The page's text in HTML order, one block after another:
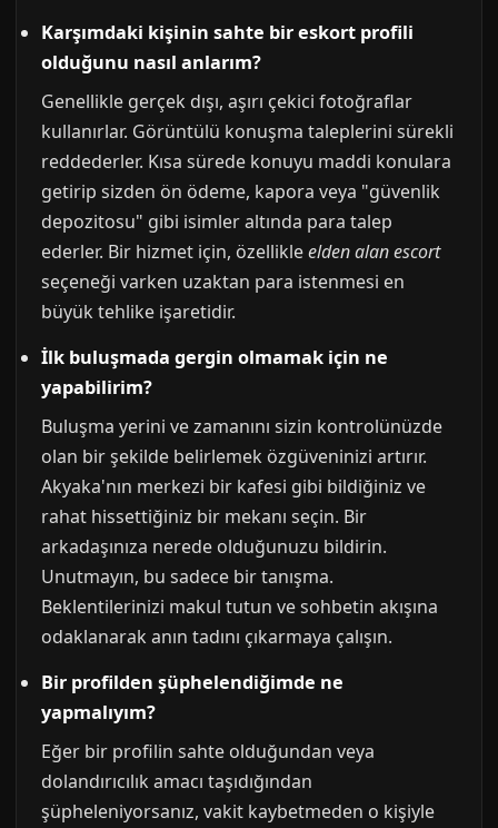
Karşımdaki kişinin sahte bireskort profili
olduğunu nasıl anlarım?
Genellikle gerçek dışı, aşırı çekici fotoğraflar
kullanırlar. Görüntülü konuşma taleplerini sürekli
reddederler. Kısa sürede konuyu maddi konulara
getirip sizden ön ödeme, kapora veya "güvenlik
depozitosu" gibi isimler altında para talep
ederler. Bir hizmet için, özellikleelden alan escort
seçeneği varken uzaktan para istenmesi en
büyük tehlike işaretidir.
İlk buluşmada gergin olmamak için ne
yapabilirim?
Buluşma yerini ve zamanını sizin kontrolünüzde
olan bir şekilde belirlemek özgüveninizi artırır.
Akyaka'nın merkezi bir kafesi gibi bildiğiniz ve
rahat hissettiğiniz bir mekanı seçin. Bir
arkadaşınıza nerede olduğunuzu bildirin.
Unutmayın, bu sadece bir tanışma.
Beklentilerinizi makul tutun ve sohbetin akışına
odaklanarak anın tadını çıkarmaya çalışın.
Bir profilden şüphelendiğimde ne
yapmalıyım?
Eğer bir profilin sahte olduğundan veya
dolandırıcılık amacı taşıdığından
şüpheleniyorsanız, vakit kaybetmeden o kişiyle